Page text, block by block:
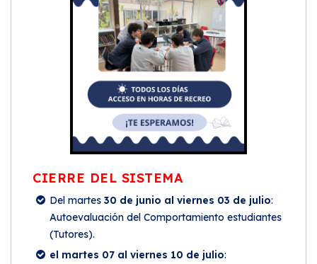
CIERRE DEL SISTEMA
Del martes 30 de junio al viernes 03 de julio:
Autoevaluación del Comportamiento estudiantes
(Tutores).
el martes 07 al viernes 10 de julio: